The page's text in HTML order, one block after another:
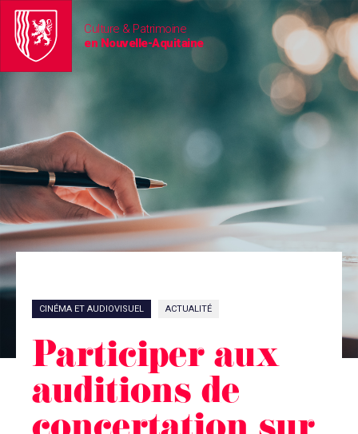
Culture & Patrimoine
en Nouvelle-Aquitaine
CINÉMA ET AUDIOVISUEL ACTUALITÉ
Participer aux
auditions de